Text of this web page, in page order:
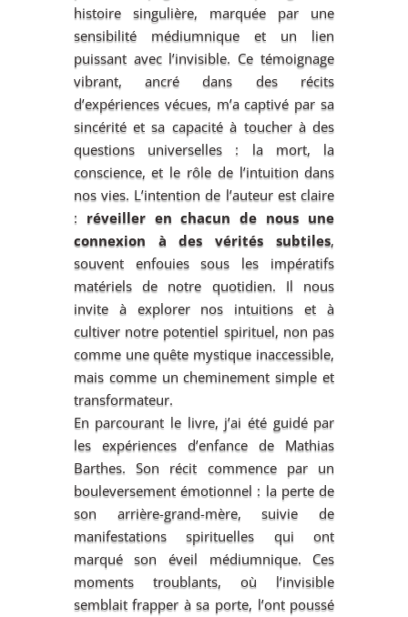
histoire singulière, marquée par une
sensibilité médiumnique et un lien
puissant avec l’invisible. Ce témoignage
vibrant, ancré dans des récits
d’expériences vécues, m’a captivé par sa
sincérité et sa capacité à toucher à des
questions universelles : la mort, la
conscience, et le rôle de l’intuition dans
nos vies. L’intention de l’auteur est claire
: réveiller en chacun de nous une
connexion à des vérités subtiles,
souvent enfouies sous les impératifs
matériels de notre quotidien. Il nous
invite à explorer nos intuitions et à
cultiver notre potentiel spirituel, non pas
comme une quête mystique inaccessible,
mais comme un cheminement simple et
transformateur.
En parcourant le livre, j’ai été guidé par
les expériences d’enfance de Mathias
Barthes. Son récit commence par un
bouleversement émotionnel : la perte de
son arrière-grand-mère, suivie de
manifestations spirituelles qui ont
marqué son éveil médiumnique. Ces
moments troublants, où l’invisible
semblait frapper à sa porte, l’ont poussé